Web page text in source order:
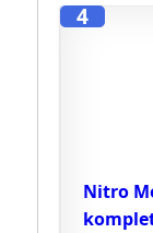
4
Nitro